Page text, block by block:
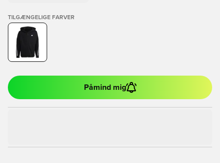
TILGÆNGELIGE FARVER
Påmind mig